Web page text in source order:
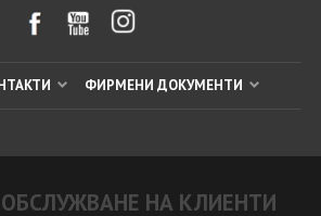
ФИРМЕНИ ДОКУМЕНТИ
НА КЛИЕНТИ